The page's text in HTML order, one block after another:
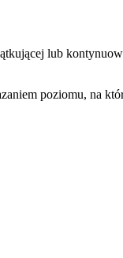
lub
poziomu, na